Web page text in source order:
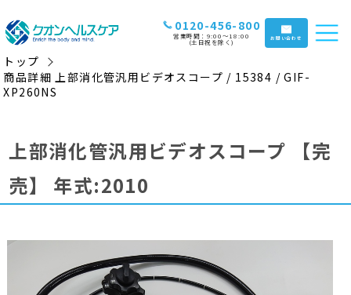
0120-456-800
営業時間：9:00〜18:00
(土日祝を除く) お問い合わせ
トップ
商品詳細 上部消化管汎用ビデオスコープ / 15384 / GIF-
XP260NS
上部消化管汎用ビデオスコープ
【完
売】
年式:2010